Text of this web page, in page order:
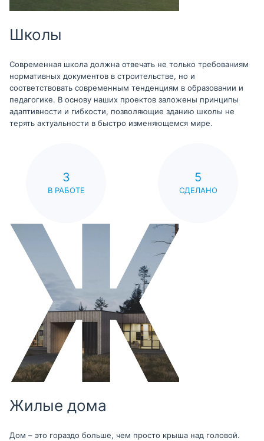
Школы
Современная школа должна отвечать не только требованиям
нормативных документов в строительстве, но и
соответствовать современным тенденциям в образовании и
педагогике. В основу наших проектов заложены принципы
адаптивности и гибкости, позволяющие зданию школы не
терять актуальности в быстро изменяющемся мире.
3
В РАБОТЕ
5
СДЕЛАНО
Жилые дома
Дом – это гораздо больше, чем просто крыша над головой.